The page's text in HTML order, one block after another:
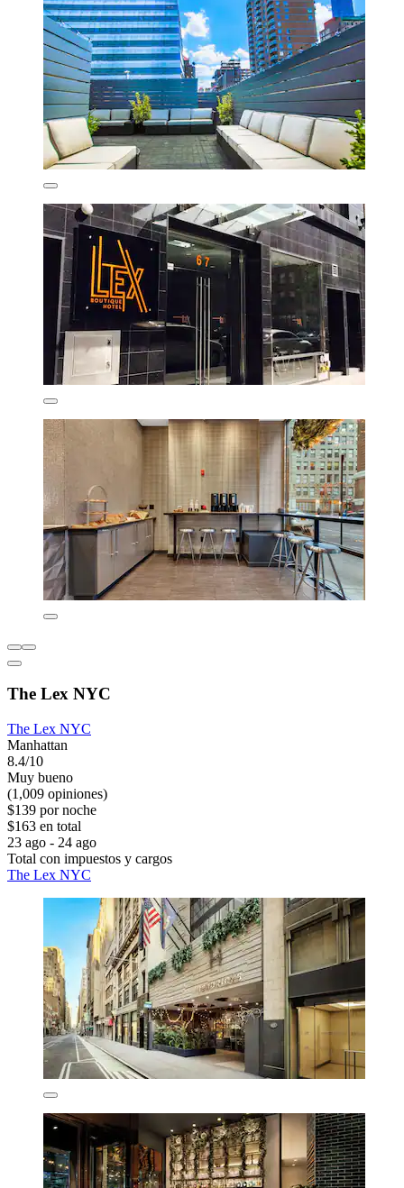
The Lex NYC
The Lex NYC
Manhattan
8.4/10
Muy bueno
(1,009 opiniones)
$139 por noche
$163 en total
23 ago - 24 ago
Total con impuestos y cargos
The Lex NYC